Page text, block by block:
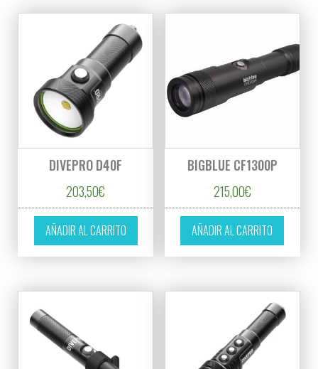
DIVEPRO D40F
203,50€
AÑADIR AL CARRITO
BIGBLUE CF1300P
215,00€
AÑADIR AL CARRITO